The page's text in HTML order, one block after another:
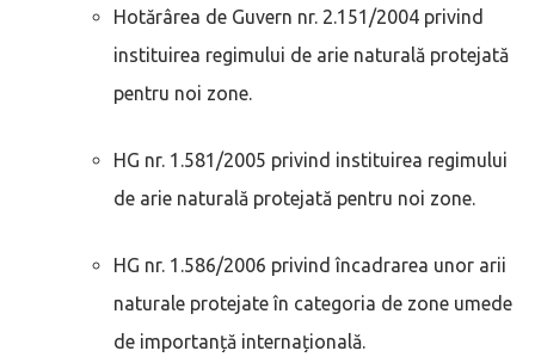
Hotărârea de Guvern nr. 2.151/2004 privind
instituirea regimului de arie naturală protejată
pentru noi zone.
HG nr. 1.581/2005 privind instituirea regimului
de arie naturală protejată pentru noi zone.
HG nr. 1.586/2006 privind încadrarea unor arii
naturale protejate în categoria de zone umede
de importanță internațională.